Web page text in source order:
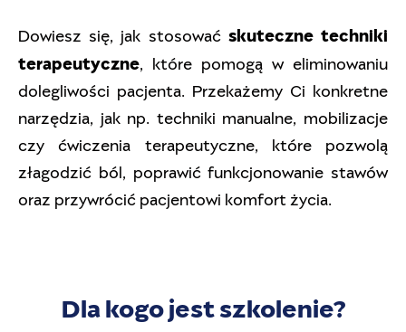
Dowiesz się, jak stosować skuteczne techniki
terapeutyczne, które pomogą w eliminowaniu
dolegliwości pacjenta. Przekażemy Ci konkretne
narzędzia, jak np. techniki manualne, mobilizacje
czy ćwiczenia terapeutyczne, które pozwolą
złagodzić ból, poprawić funkcjonowanie stawów
oraz przywrócić pacjentowi komfort życia.
Dla kogo jest szkolenie?